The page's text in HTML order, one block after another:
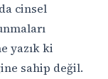
cinsel
yazık ki
sahip değil.